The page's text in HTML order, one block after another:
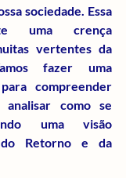
sociedade. Essa
uma crença
vertentes da
fazer uma
compreender
analisar como se
uma visão
Retorno e da